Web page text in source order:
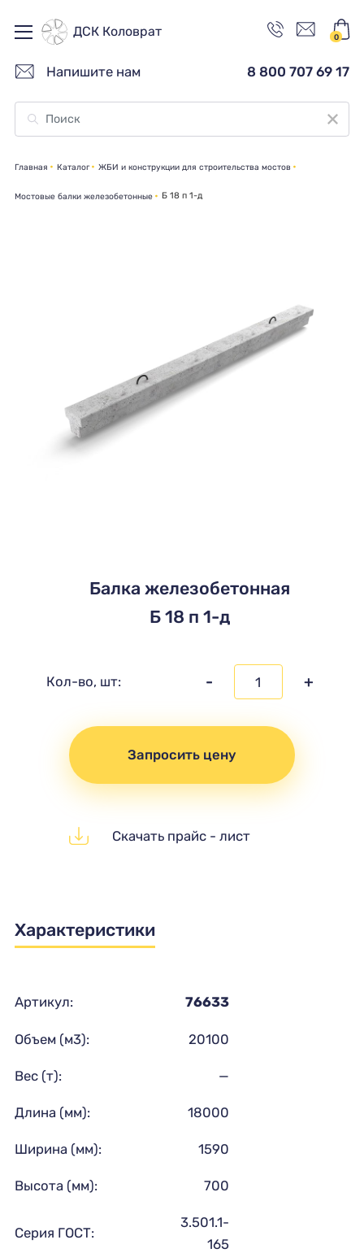
ДСК Коловрат 0
Напишите нам 8 800 707 69 17
Главная Каталог ЖБИ и конструкции для строительства мостов
Мостовые балки железобетонные Б 18 п 1-д
Балка железобетонная
Б 18 п 1-д
Кол-во, шт: - +
Запросить цену
Скачать прайс - лист
Характеристики
Артикул: 76633
Объем (м3): 20100
Вес (т): —
Длина (мм): 18000
Ширина (мм): 1590
Высота (мм): 700
Серия ГОСТ:
3.501.1-
165